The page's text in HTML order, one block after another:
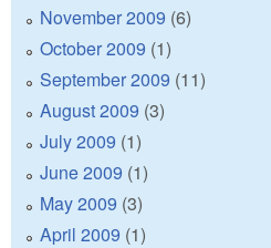
November 2009 (6)
October 2009 (1)
September 2009 (11)
August 2009 (3)
July 2009 (1)
June 2009 (1)
May 2009 (3)
April 2009 (1)